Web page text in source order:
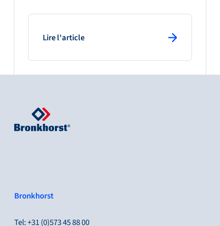
Lire l'article: primary button
Bronkhorst
Tel: +31 (0)573 45 88 00